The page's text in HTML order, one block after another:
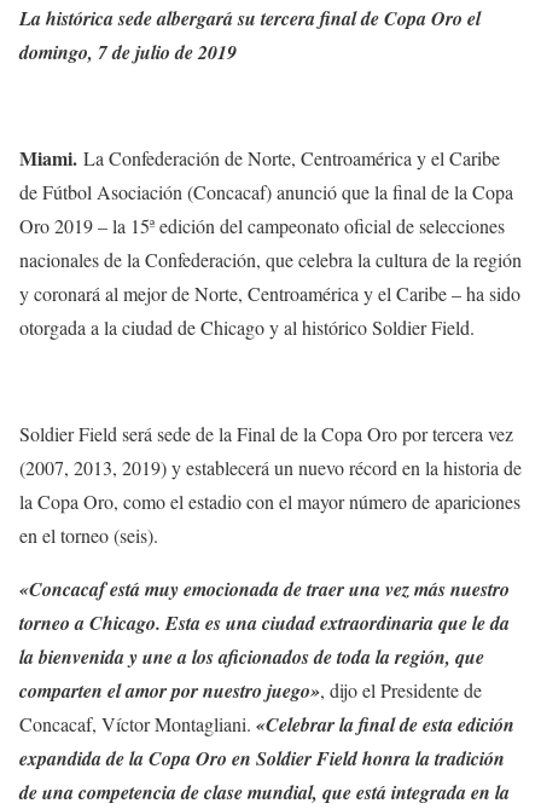
La histórica sede albergará su tercera final de Copa Oro el
domingo, 7 de julio de 2019
Miami. La Confederación de Norte, Centroamérica y el Caribe
de Fútbol Asociación (Concacaf) anunció que la final de la Copa
Oro 2019 – la 15ª edición del campeonato oficial de selecciones
nacionales de la Confederación, que celebra la cultura de la región
y coronará al mejor de Norte, Centroamérica y el Caribe – ha sido
otorgada a la ciudad de Chicago y al histórico Soldier Field.
Soldier Field será sede de la Final de la Copa Oro por tercera vez
(2007, 2013, 2019) y establecerá un nuevo récord en la historia de
la Copa Oro, como el estadio con el mayor número de apariciones
en el torneo (seis).
«Concacaf está muy emocionada de traer una vez más nuestro
torneo a Chicago. Esta es una ciudad extraordinaria que le da
la bienvenida y une a los aficionados de toda la región, que
comparten el amor por nuestro juego», dijo el Presidente de
Concacaf, Víctor Montagliani. «Celebrar la final de esta edición
expandida de la Copa Oro en Soldier Field honra la tradición
de una competencia de clase mundial, que está integrada en la